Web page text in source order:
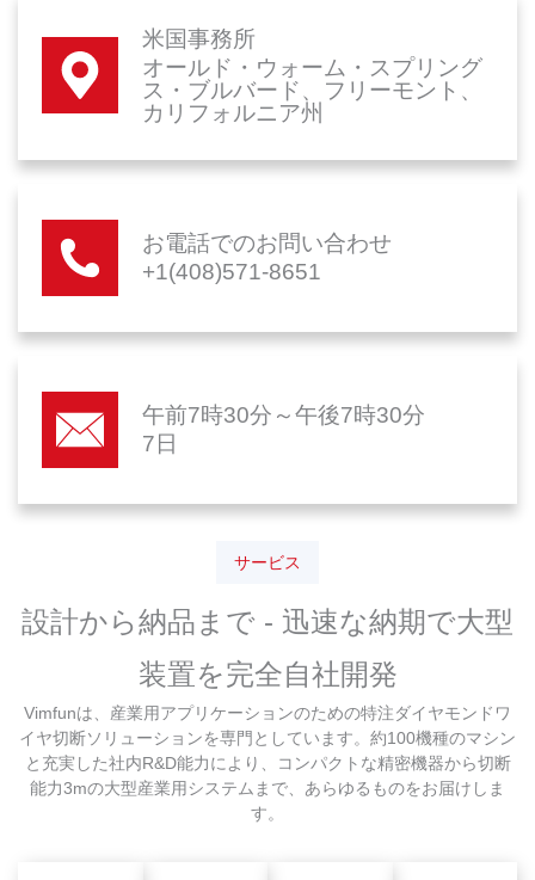
米国事務所
オールド・ウォーム・スプリング
ス・ブルバード、フリーモント、
カリフォルニア州
お電話でのお問い合わせ
+1(408)571-8651
午前7時30分～午後7時30分
7日
サービス
設計から納品まで - 迅速な納期で大型
装置を完全自社開発
Vimfunは、産業用アプリケーションのための特注ダイヤモンドワ
イヤ切断ソリューションを専門としています。約100機種のマシン
と充実した社内R&D能力により、コンパクトな精密機器から切断
能力3mの大型産業用システムまで、あらゆるものをお届けしま
す。